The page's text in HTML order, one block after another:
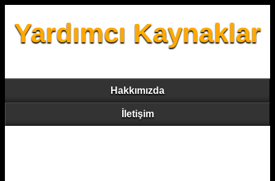
Yardımcı Kaynaklar
Hakkımızda
İletişim